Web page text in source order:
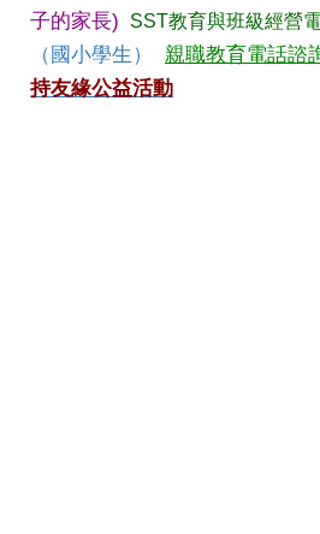
子的家長)
SST教育與班級經營
（國小學生）
親職教育電話諮
持友緣公益活動